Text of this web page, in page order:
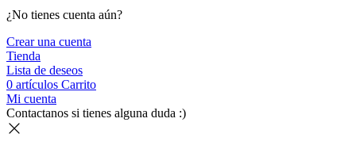
¿No tienes cuenta aún?
Crear una cuenta
Tienda
Lista de deseos
0 artículos Carrito
Mi cuenta
Contactanos si tienes alguna duda :)